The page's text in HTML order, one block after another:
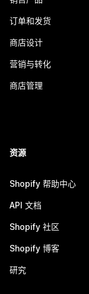
订单和发货
商店设计
营销与转化
商店管理
资源
Shopify 帮助中心
API 文档
Shopify 社区
Shopify 博客
研究